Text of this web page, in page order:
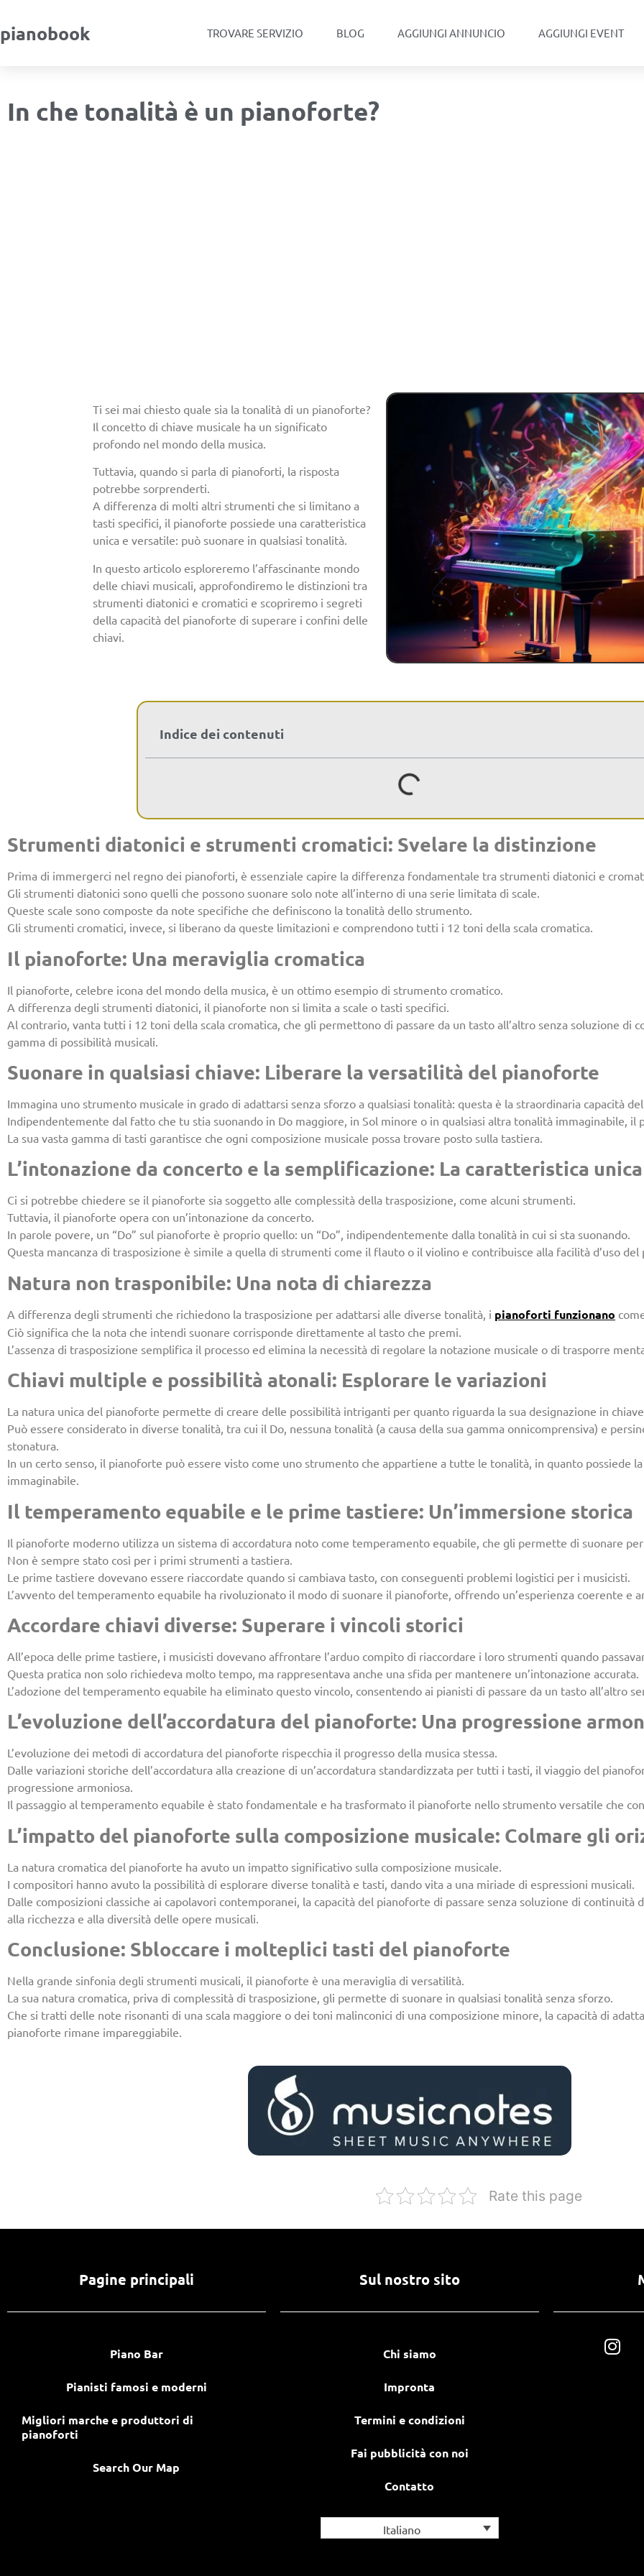
pianobook TROVARE SERVIZIO BLOG AGGIUNGI ANNUNCIO AGGIUNGI EVENT
In che tonalità è un pianoforte?
Ti sei mai chiesto quale sia la tonalità di un pianoforte?
Il concetto di chiave musicale ha un significato
profondo nel mondo della musica.
Tuttavia, quando si parla di pianoforti, la risposta
potrebbe sorprenderti.
A differenza di molti altri strumenti che si limitano a
tasti specifici, il pianoforte possiede una caratteristica
unica e versatile: può suonare in qualsiasi tonalità.
In questo articolo esploreremo l’affascinante mondo
delle chiavi musicali, approfondiremo le distinzioni tra
strumenti diatonici e cromatici e scopriremo i segreti
della capacità del pianoforte di superare i confini delle
chiavi.
Indice dei contenuti
Strumenti diatonici e strumenti cromatici: Svelare la distinzione
Prima di immergerci nel regno dei pianoforti, è essenziale capire la differenza fondamentale tra strumenti diatonici e
Gli strumenti diatonici sono quelli che possono suonare solo note all’interno di una serie limitata di scale.
Queste scale sono composte da note specifiche che definiscono la tonalità dello strumento.
Gli strumenti cromatici, invece, si liberano da queste limitazioni e comprendono tutti i 12 toni della scala cromatica.
Il pianoforte: Una meraviglia cromatica
Il pianoforte, celebre icona del mondo della musica, è un ottimo esempio di strumento cromatico.
A differenza degli strumenti diatonici, il pianoforte non si limita a scale o tasti specifici.
Al contrario, vanta tutti i 12 toni della scala cromatica, che gli permettono di passare da un tasto all’altro senza soluzione di
gamma di possibilità musicali.
Suonare in qualsiasi chiave: Liberare la versatilità del pianoforte
Immagina uno strumento musicale in grado di adattarsi senza sforzo a qualsiasi tonalità: questa è la straordinaria capacità
Indipendentemente dal fatto che tu stia suonando in Do maggiore, in Sol minore o in qualsiasi altra tonalità immaginabile, il
La sua vasta gamma di tasti garantisce che ogni composizione musicale possa trovare posto sulla tastiera.
L’intonazione da concerto e la semplificazione: La caratteristica
Ci si potrebbe chiedere se il pianoforte sia soggetto alle complessità della trasposizione, come alcuni strumenti.
Tuttavia, il pianoforte opera con un’intonazione da concerto.
In parole povere, un “Do” sul pianoforte è proprio quello: un “Do”, indipendentemente dalla tonalità in cui si sta suonando.
Questa mancanza di trasposizione è simile a quella di strumenti come il flauto o il violino e contribuisce alla facilità d’uso
Natura non trasponibile: Una nota di chiarezza
A differenza degli strumenti che richiedono la trasposizione per adattarsi alle diverse tonalità, i pianoforti funzionano
Ciò significa che la nota che intendi suonare corrisponde direttamente al tasto che premi.
L’assenza di trasposizione semplifica il processo ed elimina la necessità di regolare la notazione musicale o di trasporre
Chiavi multiple e possibilità atonali: Esplorare le variazioni
La natura unica del pianoforte permette di creare delle possibilità intriganti per quanto riguarda la sua designazione in
Può essere considerato in diverse tonalità, tra cui il Do, nessuna tonalità (a causa della sua gamma onnicomprensiva) e
stonatura.
In un certo senso, il pianoforte può essere visto come uno strumento che appartiene a tutte le tonalità, in quanto possiede
immaginabile.
Il temperamento equabile e le prime tastiere: Un’immersione storica
Il pianoforte moderno utilizza un sistema di accordatura noto come temperamento equabile, che gli permette di suonare
Non è sempre stato così per i primi strumenti a tastiera.
Le prime tastiere dovevano essere riaccordate quando si cambiava tasto, con conseguenti problemi logistici per i musicisti.
L’avvento del temperamento equabile ha rivoluzionato il modo di suonare il pianoforte, offrendo un’esperienza coerente e
Accordare chiavi diverse: Superare i vincoli storici
All’epoca delle prime tastiere, i musicisti dovevano affrontare l’arduo compito di riaccordare i loro strumenti quando
Questa pratica non solo richiedeva molto tempo, ma rappresentava anche una sfida per mantenere un’intonazione accurata.
L’adozione del temperamento equabile ha eliminato questo vincolo, consentendo ai pianisti di passare da un tasto all’altro
L’evoluzione dell’accordatura del pianoforte: Una progressione
L’evoluzione dei metodi di accordatura del pianoforte rispecchia il progresso della musica stessa.
Dalle variazioni storiche dell’accordatura alla creazione di un’accordatura standardizzata per tutti i tasti, il viaggio del
progressione armoniosa.
Il passaggio al temperamento equabile è stato fondamentale e ha trasformato il pianoforte nello strumento versatile che
L’impatto del pianoforte sulla composizione musicale: Colmare gli
La natura cromatica del pianoforte ha avuto un impatto significativo sulla composizione musicale.
I compositori hanno avuto la possibilità di esplorare diverse tonalità e tasti, dando vita a una miriade di espressioni musicali.
Dalle composizioni classiche ai capolavori contemporanei, la capacità del pianoforte di passare senza soluzione di continuità
alla ricchezza e alla diversità delle opere musicali.
Conclusione: Sbloccare i molteplici tasti del pianoforte
Nella grande sinfonia degli strumenti musicali, il pianoforte è una meraviglia di versatilità.
La sua natura cromatica, priva di complessità di trasposizione, gli permette di suonare in qualsiasi tonalità senza sforzo.
Che si tratti delle note risonanti di una scala maggiore o dei toni malinconici di una composizione minore, la capacità di
pianoforte rimane impareggiabile.
Rate this page
Pagine principali
Piano Bar
Pianisti famosi e moderni
Migliori marche e produttori di
pianoforti
Search Our Map
Sul nostro sito
Chi siamo
Impronta
Termini e condizioni
Fai pubblicità con noi
Contatto
Italiano